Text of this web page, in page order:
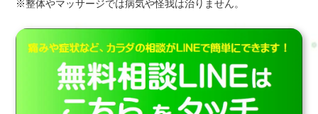
※整体やマッサージでは病気や怪我は治りません。